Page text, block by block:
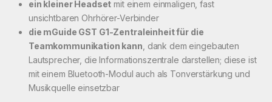
ein kleiner Headset mit einem einmaligen, fast
unsichtbaren Ohrhörer-Verbinder
die mGuide GST G1-Zentraleinheit für die
Teamkommunikation kann , dank dem eingebauten
Lautsprecher, die Informationszentrale darstellen; diese ist
mit einem Bluetooth-Modul auch als Tonverstärkung und
Musikquelle einsetzbar